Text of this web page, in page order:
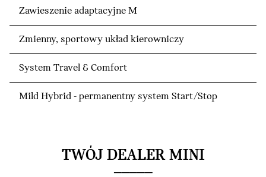
Zawieszenie adaptacyjne M
Zmienny, sportowy układ kierowniczy
System Travel & Comfort
Mild Hybrid - permanentny system Start/Stop
TWÓJ DEALER MINI